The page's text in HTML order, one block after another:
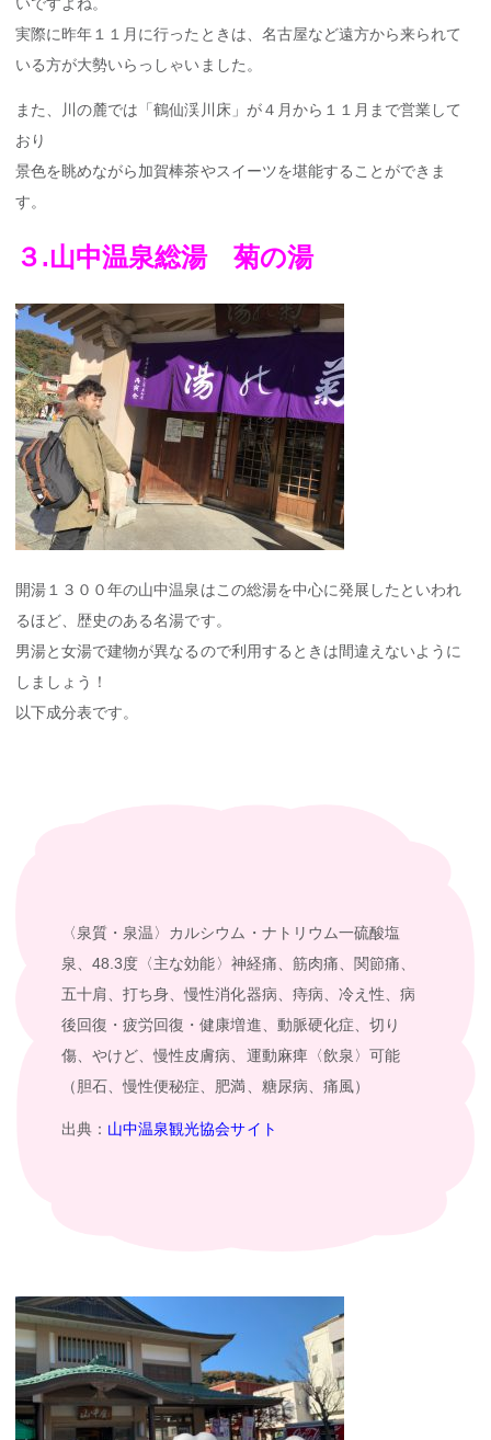
実際に昨年１１月に行ったときは、名古屋など遠方から来られて
いる方が大勢いらっしゃいました。
また、川の麓では「鶴仙渓川床」が４月から１１月まで営業して
おり
景色を眺めながら加賀棒茶やスイーツを堪能することができま
す。
３.山中温泉総湯 菊の湯
開湯１３００年の山中温泉はこの総湯を中心に発展したといわれ
るほど、歴史のある名湯です。
男湯と女湯で建物が異なるので利用するときは間違えないように
しましょう！
以下成分表です。
〈泉質・泉温〉カルシウム・ナトリウム一硫酸塩
泉、48.3度〈主な効能〉神経痛、筋肉痛、関節痛、
五十肩、打ち身、慢性消化器病、痔病、冷え性、病
後回復・疲労回復・健康増進、動脈硬化症、切り
傷、やけど、慢性皮膚病、運動麻痺〈飲泉〉可能
（胆石、慢性便秘症、肥満、糖尿病、痛風）
出典： 山中温泉観光協会サイト